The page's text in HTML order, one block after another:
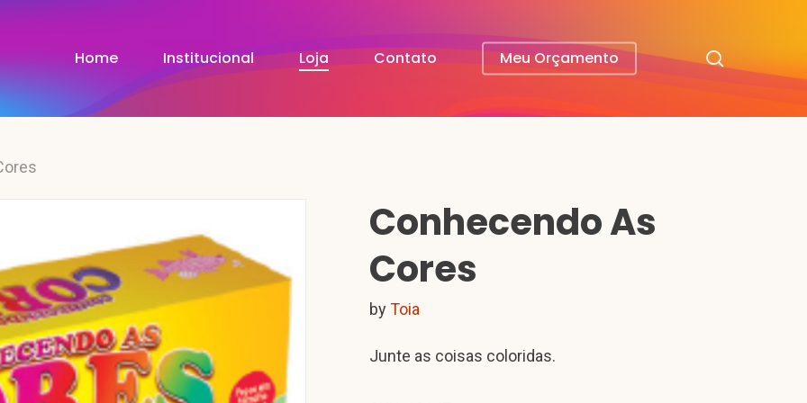
Home Institucional Loja Contato Meu Orçamento
Conhecendo As
Cores
byToia
Junte as coisas coloridas.